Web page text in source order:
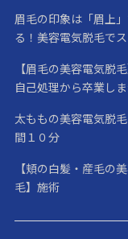
眉毛の印象は「眉上
る！美容電気脱毛で
【眉毛の美容電気脱
自己処理から卒業し
太ももの美容電気脱
間１０分
【頬の白髪・産毛の
毛】施術